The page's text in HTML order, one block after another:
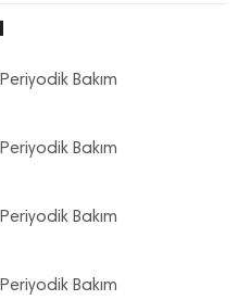
Bakım
Bakım
Bakım
Bakım